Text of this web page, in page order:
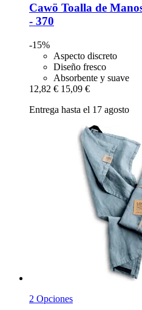
Cawö Toalla de
-​ 370
-15%
Aspecto discreto
Diseño fresco
Absorbente y suave
12,82 € 15,09 €
Entrega hasta el 17 agosto
2 Opciones